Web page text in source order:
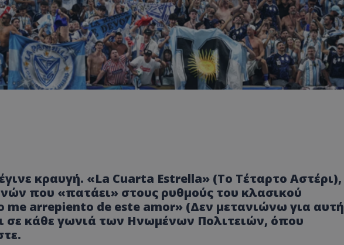
κραυγή. «La Cuarta Estrella» (Το Τέταρτο Αστέρι),
που «πατάει» στους ρυθμούς του κλασικού
me arrepiento de este amor» (Δεν μετανιώνω για αυτή
σε κάθε γωνιά των Ηνωμένων Πολιτειών, όπου